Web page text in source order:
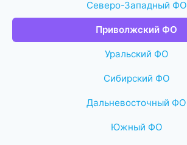
Северо-Западный ФО
Приволжский ФО
Уральский ФО
Сибирский ФО
Дальневосточный ФО
Южный ФО